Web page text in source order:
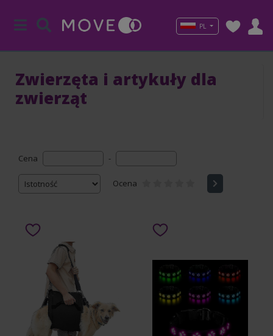
PL
Zwierzęta i artykuły dla
zwierząt
Cena -
Ocena